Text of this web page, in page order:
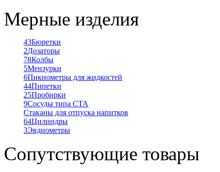
Мерные изделия
43Бюретки
2Дозаторы
78Колбы
5Мензурки
6Пикнометры для жидкостей
44Пипетки
25Пробирки
9Сосуды типа СТА
Стаканы для отпуска напитков
64Цилиндры
3Эвдиометры
Сопутствующие товары